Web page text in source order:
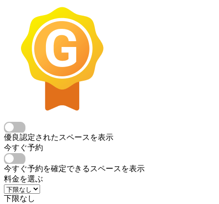
優良認定されたスペースを表示
今すぐ予約
今すぐ予約を確定できるスペースを表示
料金を選ぶ
下限なし